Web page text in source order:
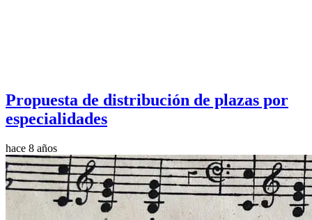
Propuesta de distribución de plazas por
especialidades
hace 8 años